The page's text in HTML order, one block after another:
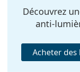
Découvrez
anti-
Acheter